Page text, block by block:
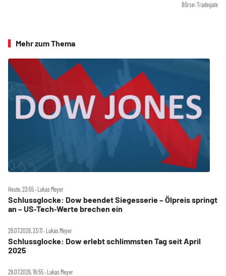
Börse: Tradegate
Mehr zum Thema
Heute, 23:55 ‧ Lukas Meyer
Schlussglocke: Dow beendet Siegesserie – Ölpreis springt
an – US‑Tech‑Werte brechen ein
29.07.2026, 23:11 ‧ Lukas Meyer
Schlussglocke: Dow erlebt schlimmsten Tag seit April
2025
29.07.2026, 16:55 ‧ Lukas Meyer